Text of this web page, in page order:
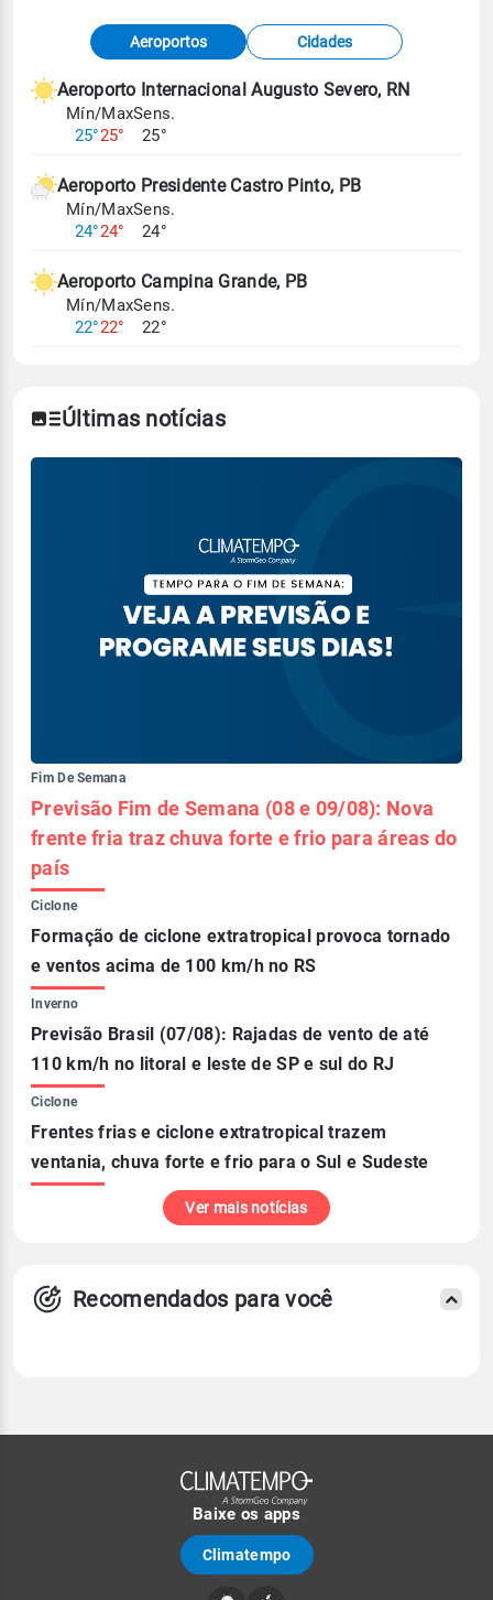
Fonte: dados combinados de estações
meteorológicas e satélite do Centro de Previsão
de Tempo e Estudos Climáticos (CPTEC).
Para obter mais informações sobre os dados
Aeroportos Cidades
Aeroporto Internacional Augusto Severo, RN
Mín/Max
25°25°
Sens.
25°
Aeroporto Presidente Castro Pinto, PB
Mín/Max
24°24°
Sens.
24°
Aeroporto Campina Grande, PB
Mín/Max
22°22°
Sens.
22°
Últimas notícias
Fim De Semana
Previsão Fim de Semana (08 e 09/08): Nova
frente fria traz chuva forte e frio para áreas do
país
Ciclone
Formação de ciclone extratropical provoca tornado
e ventos acima de 100 km/h no RS
Inverno
Previsão Brasil (07/08): Rajadas de vento de até
110 km/h no litoral e leste de SP e sul do RJ
Ciclone
Frentes frias e ciclone extratropical trazem
ventania, chuva forte e frio para o Sul e Sudeste
Ver mais notícias
Recomendados para você
Baixe os apps
Climatempo